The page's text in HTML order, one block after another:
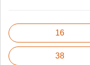
16
38